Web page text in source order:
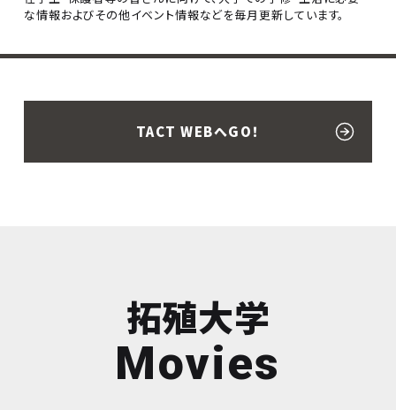
な情報およびその他イベント情報などを毎月更新しています。
TACT WEBへGO！
拓殖大学
Movies